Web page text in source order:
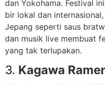
dan Yokohama. Festival
bir lokal dan
Jepang seperti saus
dan musik live membuat
yang tak terlupakan.
3. Kagawa